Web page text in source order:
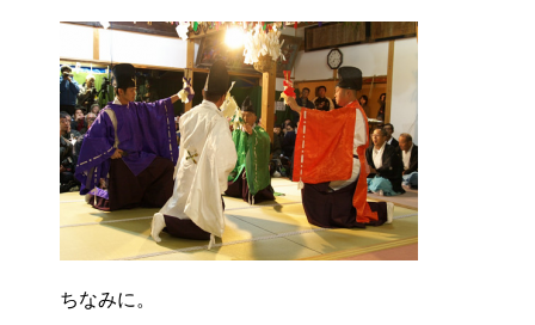
ちなみに。